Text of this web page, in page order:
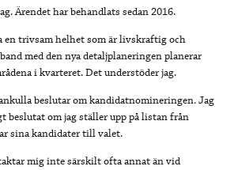
Ärendet har behandlats sedan 2016.
en trivsam helhet som är livskraftig och
med den nya detaljplaneringen planerar
i kvarteret. Det understöder jag.
beslutar om kandidatnomineringen. Jag
om jag ställer upp på listan från
sina kandidater till valet.
mig inte särskilt ofta annat än vid